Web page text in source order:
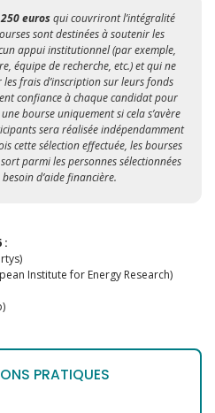
eurosqui couvriront l’intégralité
sont destinées à soutenir les
appui institutionnel (par exemple,
équipe de recherche, etc.) et qui ne
frais d’inscription sur leurs fonds
confiance à chaque candidat pour
bourse uniquement si cela s’avère
sera réalisée indépendamment
cette sélection effectuée, les bourses
parmi les personnes sélectionnées
d’aide financière.
:
Institute for Energy Research)
PRATIQUES